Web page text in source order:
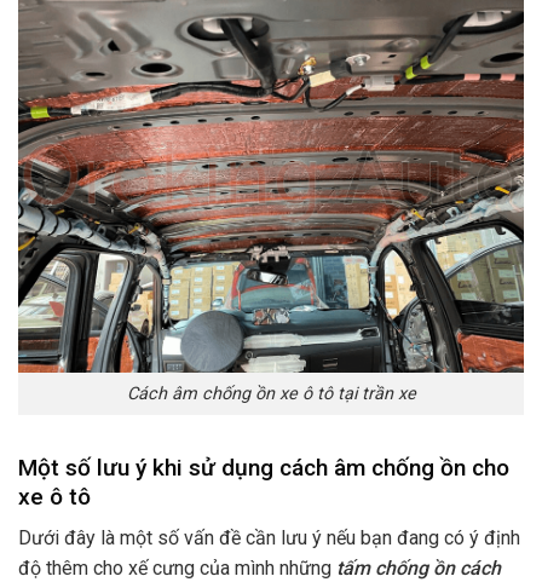
Cách âm chống ồn xe ô tô tại trần xe
Một số lưu ý khi sử dụng cách âm chống ồn cho
xe ô tô
Dưới đây là một số vấn đề cần lưu ý nếu bạn đang có ý định
độ thêm cho xế cưng của mình những tấm chống ồn cách